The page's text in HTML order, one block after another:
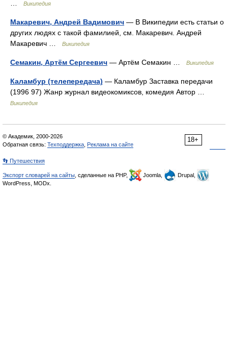
Википедия
Макаревич, Андрей Вадимович — В Википедии есть статьи о
других людях с такой фамилией, см. Макаревич. Андрей
Макаревич …
Википедия
Семакин, Артём Сергеевич — Артём Семакин … Википедия
Каламбур (телепередача) — Каламбур Заставка передачи
(1996 97) Жанр журнал видеокомиксов, комедия Автор …
Википедия
18+
© Академик, 2000-2026
Обратная связь: Техподдержка Реклама на сайте
👣 Путешествия
Экспорт словарей на сайты , сделанные на PHP, Joomla,
Drupal,
WordPress, MODx.